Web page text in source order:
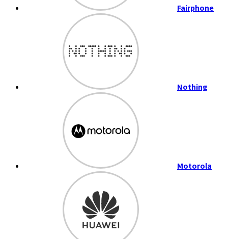
Fairphone
Nothing
Motorola